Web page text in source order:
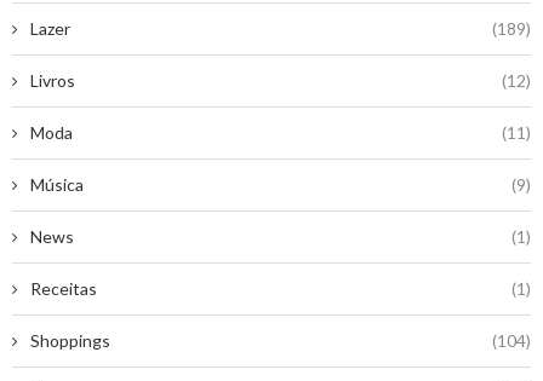
Lazer (189)
Livros (12)
Moda (11)
Música (9)
News (1)
Receitas (1)
Shoppings (104)